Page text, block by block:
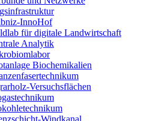
InnoHof
für digitale Landwirtschaft
Analytik
Biochemikalien
Versuchsflächen
Windkanal